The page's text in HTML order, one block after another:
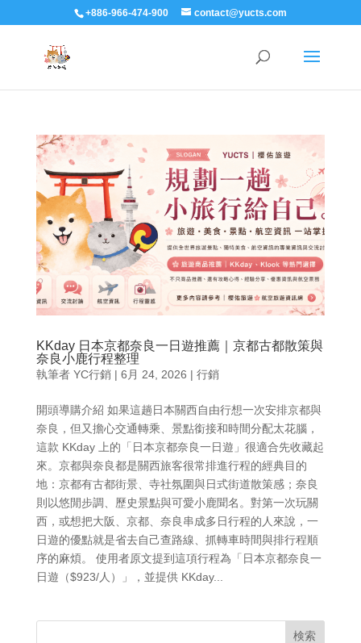
+886-966-474-900 contact@yucts.com
KKday 日本京都奈良一日遊推薦｜京都古都散策與
奈良小鹿行程整理
執筆者 YC行銷| 6月 24, 2026 | 行銷
開頭導購介紹 如果這趟日本關西自由行想一次安排京都與
奈良，但又擔心交通轉乘、景點銜接和時間分配太花腦，
這款 KKday 上的「日本京都奈良一日遊」很適合先收藏起
來。京都與奈良都是關西旅客很常排進行程的經典目的
地：京都有古都街景、寺社氛圍與日式街道散策感；奈良
則以悠閒步調、歷史景點與可愛小鹿聞名。對第一次玩關
西，或想把大阪、京都、奈良串成多日行程的人來說，一
日遊的優點就是省去自己查路線、抓轉車時間與排行程順
序的麻煩。 使用者原文提到這項行程為「日本京都奈良一
日遊（$923/人）」，並提供 KKday...
検索